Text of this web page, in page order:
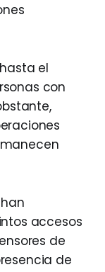
el
con
accesos
de
de